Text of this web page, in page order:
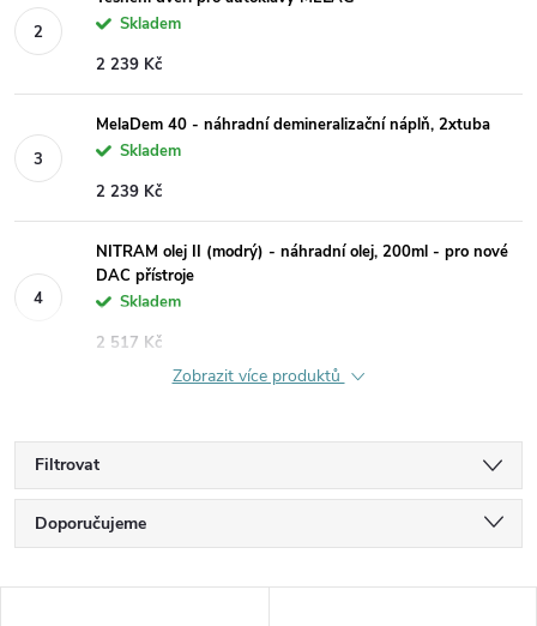
Skladem
2 239 Kč
MelaDem 40 - náhradní demineralizační náplň, 2xtuba
Skladem
2 239 Kč
NITRAM olej II (modrý) - náhradní olej, 200ml - pro nové
DAC přístroje
Skladem
2 517 Kč
Zobrazit více produktů
Filtrovat
Ř
a
Doporučujeme